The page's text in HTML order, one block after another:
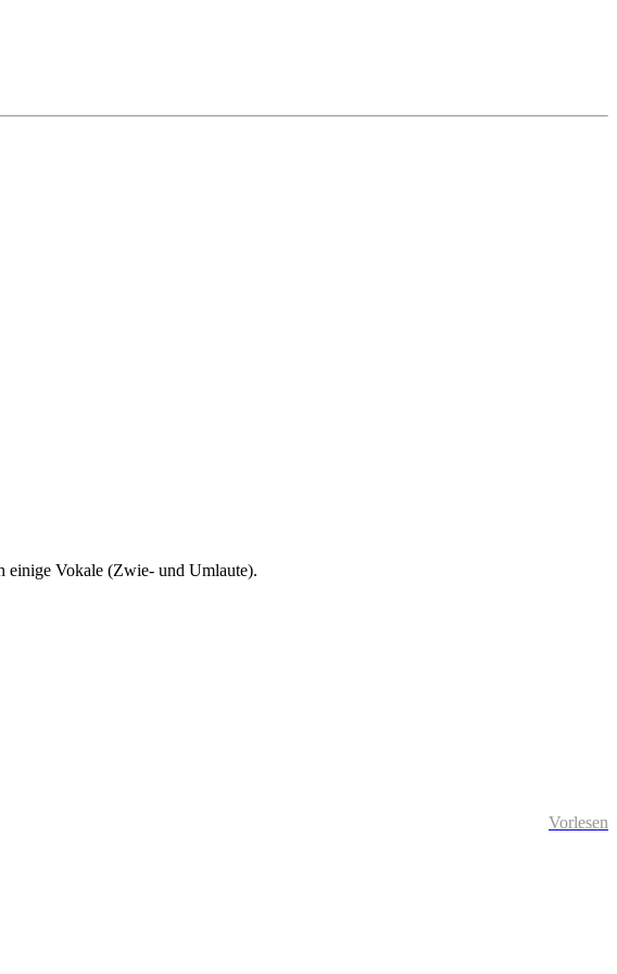
einige Vokale (Zwie- und Umlaute).
Vorlesen